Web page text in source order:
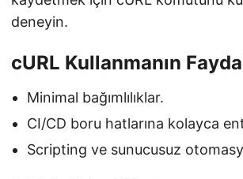
deneyin.
cURL Kullanmanın
Minimal bağımlılıklar.
CI/CD boru hatlarına kolayca
Scripting ve sunucusuz